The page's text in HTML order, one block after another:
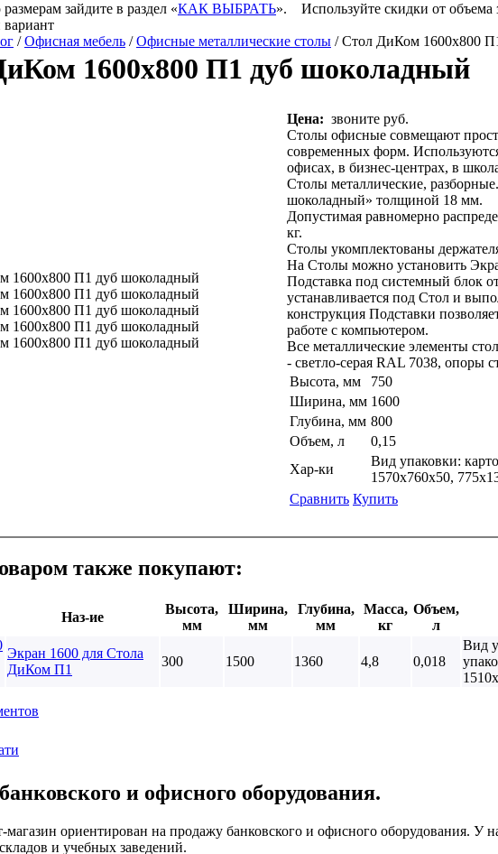
зайдите в раздел «КАК ВЫБРАТЬ».
Используйте скидки от
/Офисная мебель /Офисные металлические столы / Стол ДиКом 1600х800
1600х800 П1 дуб шоколадный
Цена: звоните руб.
Столы офисные совмещают
современных форм.
офисах, в бизнес-центрах, в
Столы металлические,
шоколадный» толщиной 18 мм.
Допустимая равномерно
кг.
Столы укомплектованы
На Столы можно установить
Подставка под системный блок
устанавливается под Стол и
конструкция Подставки
работе с компьютером.
Все металлические элементы
- светло-серая RAL 7038, опоры
Высота, мм
750
Ширина, мм 1600
Глубина, мм 800
Объем, л
0,15
Хар-ки
Вид упаковки:
1570х760х50,
Сравнить Купить
также покупают:
Наз-ие
Высота,
мм
Ширина,
мм
Глубина,
мм
Масса,
кг
Объем,
л
Экран 1600 для Стола
ДиКом П1
300 1500 1360 4,8 0,018
Вид
и офисного оборудования.
ориентирован на продажу банковского и офисного оборудования. У
и учебных заведений.